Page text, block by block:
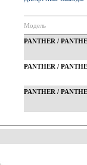
Модель
PANTHER /
PANTHER /
PANTHER /